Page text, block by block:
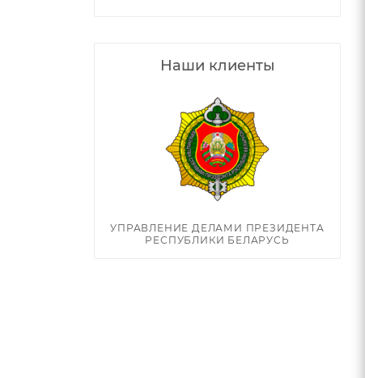
Наши клиенты
УПРАВЛЕНИЕ ДЕЛАМИ ПРЕЗИДЕНТА
РЕСПУБЛИКИ БЕЛАРУСЬ